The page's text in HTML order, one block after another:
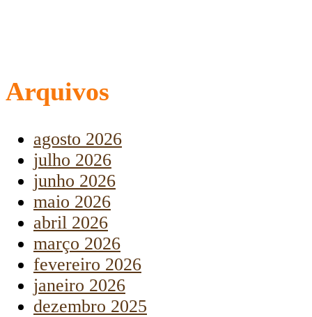
Arquivos
agosto 2026
julho 2026
junho 2026
maio 2026
abril 2026
março 2026
fevereiro 2026
janeiro 2026
dezembro 2025